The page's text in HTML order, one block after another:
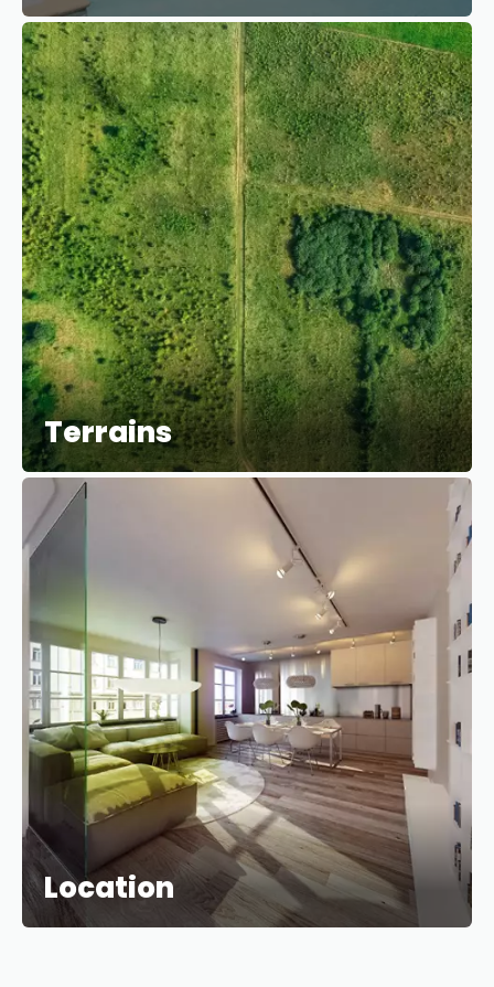
Terrains
Location